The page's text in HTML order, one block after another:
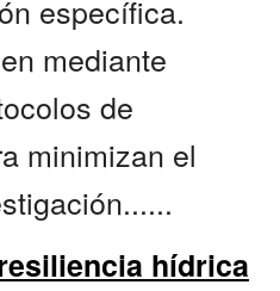
específica.
mediante
de
minimizan el
hídrica